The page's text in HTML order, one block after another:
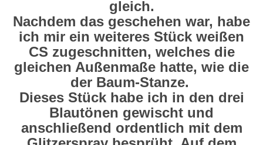
gleich.
Nachdem das geschehen war, habe
ich mir ein weiteres Stück weißen
CS zugeschnitten, welches die
gleichen Außenmaße hatte, wie die
der Baum-Stanze.
Dieses Stück habe ich in den drei
Blautönen gewischt und
anschließend ordentlich mit dem